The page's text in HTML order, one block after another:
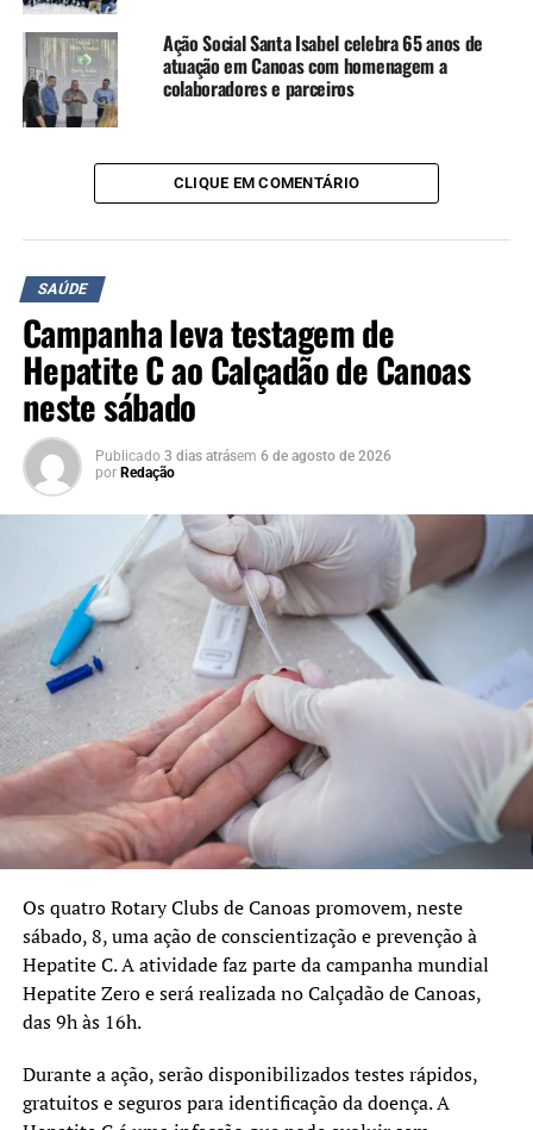
Ação Social Santa Isabel celebra 65 anos de
atuação em Canoas com homenagem a
colaboradores e parceiros
CLIQUE EM COMENTÁRIO
SAÚDE
Campanha leva testagem de
Hepatite C ao Calçadão de Canoas
neste sábado
Publicado 3 dias atrásem 6 de agosto de 2026
por Redação
Os quatro Rotary Clubs de Canoas promovem, neste
sábado, 8, uma ação de conscientização e prevenção à
Hepatite C. A atividade faz parte da campanha mundial
Hepatite Zero e será realizada no Calçadão de Canoas,
das 9h às 16h.
Durante a ação, serão disponibilizados testes rápidos,
gratuitos e seguros para identificação da doença. A